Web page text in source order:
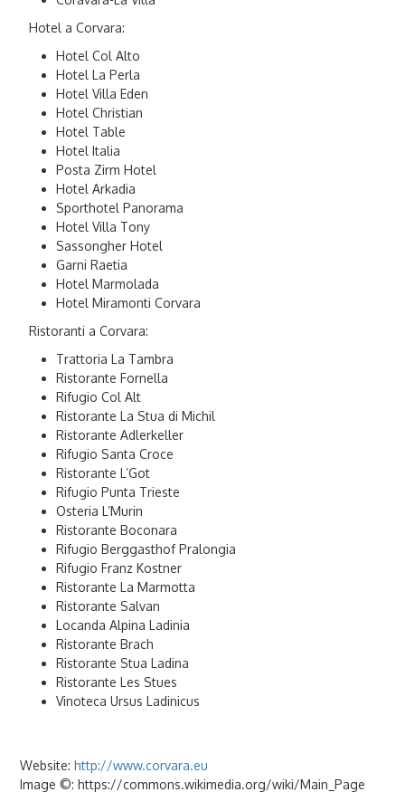
Hotel a Corvara:
Hotel Col Alto
Hotel La Perla
Hotel Villa Eden
Hotel Christian
Hotel Table
Hotel Italia
Posta Zirm Hotel
Hotel Arkadia
Sporthotel Panorama
Hotel Villa Tony
Sassongher Hotel
Garni Raetia
Hotel Marmolada
Hotel Miramonti Corvara
Ristoranti a Corvara:
Trattoria La Tambra
Ristorante Fornella
Rifugio Col Alt
Ristorante La Stua di Michil
Ristorante Adlerkeller
Rifugio Santa Croce
Ristorante L’Got
Rifugio Punta Trieste
Osteria L’Murin
Ristorante Boconara
Rifugio Berggasthof Pralongia
Rifugio Franz Kostner
Ristorante La Marmotta
Ristorante Salvan
Locanda Alpina Ladinia
Ristorante Brach
Ristorante Stua Ladina
Ristorante Les Stues
Vinoteca Ursus Ladinicus
Website:http://www.corvara.eu
Image ©: https://commons.wikimedia.org/wiki/Main_Page